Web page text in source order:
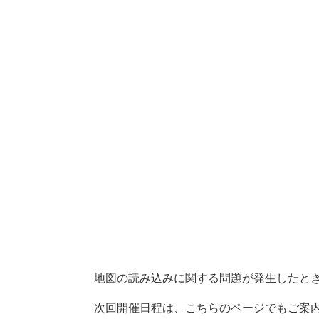
地図の読み込みに関する問題が発生したとき
次回開催日程は、こちらのページでもご案